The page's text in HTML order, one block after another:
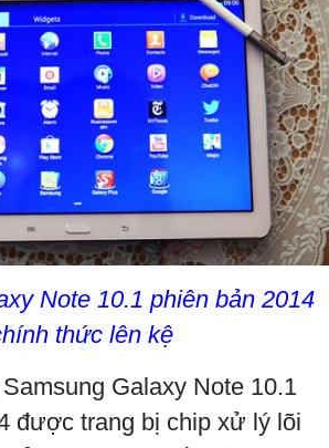
Note 10.1 phiên bản 2014
thức lên kệ
Galaxy Note 10.1
được trang bị chip xử lý lõi